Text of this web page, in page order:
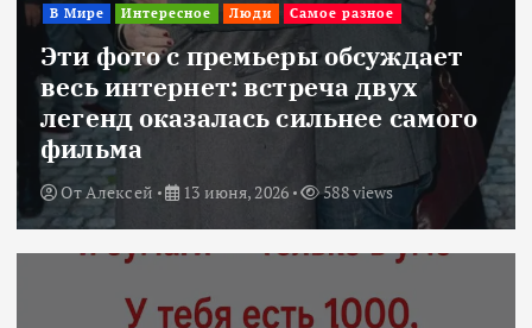
В Мире Интересное Люди Самое разное
Эти фото с премьеры обсуждает
весь интернет: встреча двух
легенд оказалась сильнее самого
фильма
ОтАлексей 13 июня, 2026 588 views